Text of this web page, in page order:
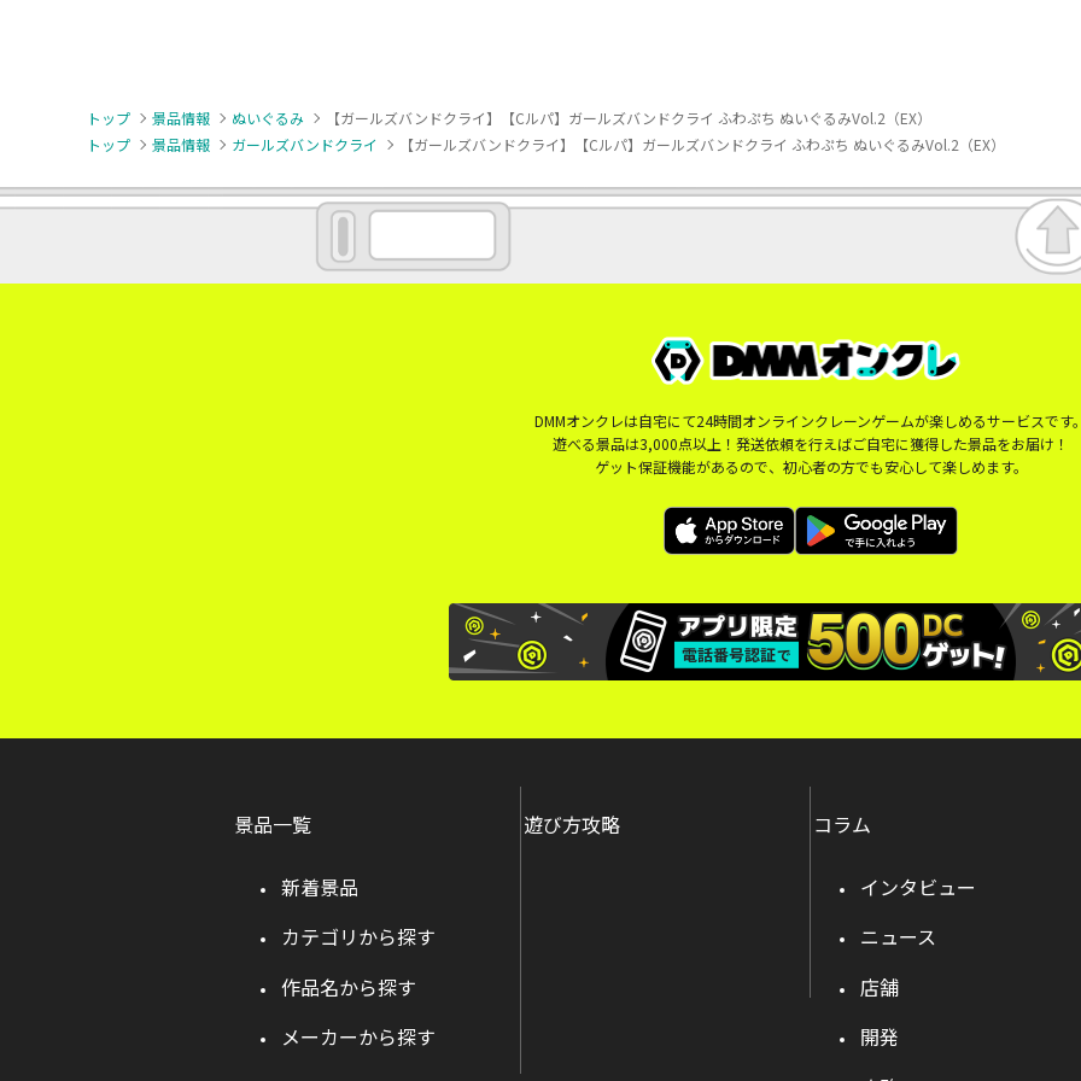
トップ 景品情報 ぬいぐるみ
【ガールズバンドクライ】【Cルパ】ガールズバンドクライ ふわぷち ぬいぐるみVol.2（EX）
トップ
景品情報 ガールズバンドクライ 【ガールズバンドクライ】【Cルパ】ガールズバンドクライ ふわぷち ぬいぐるみVol.2（EX）
DMMオンクレは自宅にて24時間オンラインクレーンゲームが楽しめるサービスです
遊べる景品は3,000点以上！発送依頼を行えばご自宅に獲得した景品をお届け！
ゲット保証機能があるので、初心者の方でも安心して楽しめます。
景品一覧
新着景品
カテゴリから探す
作品名から探す
メーカーから探す
遊び方攻略 コラム
インタビュー
ニュース
店舗
開発